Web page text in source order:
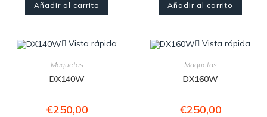
Añadir al carrito Añadir al carrito
Vista rápida
Maquetas
DX140W
€250,00
Vista rápida
Maquetas
DX160W
€250,00